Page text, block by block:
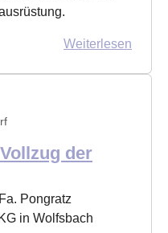
Weiterlesen
der
Pongratz
in Wolfsbach